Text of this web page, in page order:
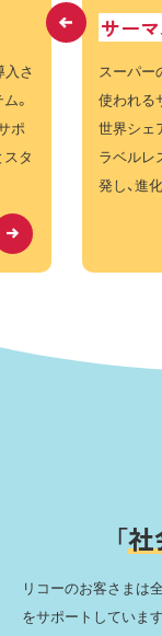
入さ
。
ポ
スタ
サー
スーパー
使われる
世界シェ
ラベルレ
発し、進
「社
リコーのお客さまは
をサポートしています